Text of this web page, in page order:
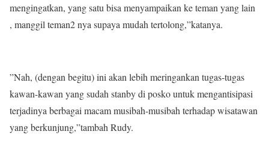
mengingatkan, yang satu bisa menyampaikan ke teman yang lain
, manggil teman2 nya supaya mudah tertolong,”katanya.
”Nah, (dengan begitu) ini akan lebih meringankan tugas-tugas
kawan-kawan yang sudah stanby di posko untuk mengantisipasi
terjadinya berbagai macam musibah-musibah terhadap wisatawan
yang berkunjung,”tambah Rudy.